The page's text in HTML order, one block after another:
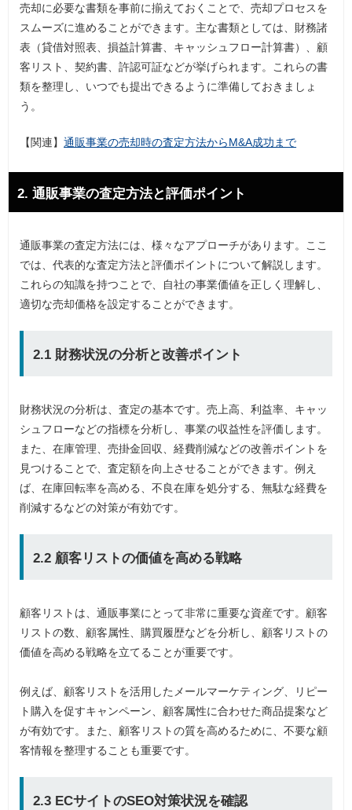
売却に必要な書類を事前に揃えておくことで、売却プロセスを
スムーズに進めることができます。主な書類としては、財務諸
表（貸借対照表、損益計算書、キャッシュフロー計算書）、顧
客リスト、契約書、許認可証などが挙げられます。これらの書
類を整理し、いつでも提出できるように準備しておきましょ
う。
【関連】通販事業の売却時の査定方法からM&A成功まで
2. 通販事業の査定方法と評価ポイント
通販事業の査定方法には、様々なアプローチがあります。ここ
では、代表的な査定方法と評価ポイントについて解説します。
これらの知識を持つことで、自社の事業価値を正しく理解し、
適切な売却価格を設定することができます。
2.1 財務状況の分析と改善ポイント
財務状況の分析は、査定の基本です。売上高、利益率、キャッ
シュフローなどの指標を分析し、事業の収益性を評価します。
また、在庫管理、売掛金回収、経費削減などの改善ポイントを
見つけることで、査定額を向上させることができます。例え
ば、在庫回転率を高める、不良在庫を処分する、無駄な経費を
削減するなどの対策が有効です。
2.2 顧客リストの価値を高める戦略
顧客リストは、通販事業にとって非常に重要な資産です。顧客
リストの数、顧客属性、購買履歴などを分析し、顧客リストの
価値を高める戦略を立てることが重要です。
例えば、顧客リストを活用したメールマーケティング、リピー
ト購入を促すキャンペーン、顧客属性に合わせた商品提案など
が有効です。また、顧客リストの質を高めるために、不要な顧
客情報を整理することも重要です。
2.3 ECサイトのSEO対策状況を確認